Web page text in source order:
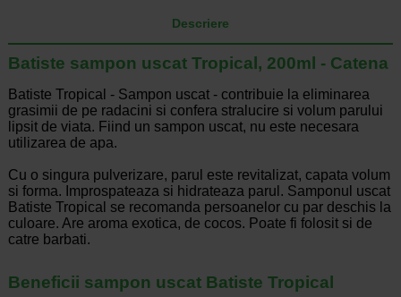
Descriere
Batiste sampon uscat Tropical, 200ml - Catena
Batiste Tropical - Sampon uscat - contribuie la eliminarea
grasimii de pe radacini si confera stralucire si volum parului
lipsit de viata. Fiind un sampon uscat, nu este necesara
utilizarea de apa.
Cu o singura pulverizare, parul este revitalizat, capata volum
si forma. Improspateaza si hidrateaza parul. Samponul uscat
Batiste Tropical se recomanda persoanelor cu par deschis la
culoare. Are aroma exotica, de cocos. Poate fi folosit si de
catre barbati.
Beneficii sampon uscat Batiste Tropical